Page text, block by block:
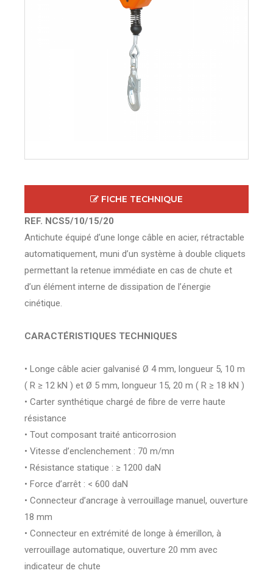
FICHE TECHNIQUE
REF. NCS5/10/15/20
Antichute équipé d’une longe câble en acier, rétractable
automatiquement, muni d’un système à double cliquets
permettant la retenue immédiate en cas de chute et
d’un élément interne de dissipation de l’énergie
cinétique.
CARACTÉRISTIQUES TECHNIQUES
• Longe câble acier galvanisé Ø 4 mm, longueur 5, 10 m
( R ≥ 12 kN ) et Ø 5 mm, longueur 15, 20 m ( R ≥ 18 kN )
• Carter synthétique chargé de fibre de verre haute
résistance
• Tout composant traité anticorrosion
• Vitesse d’enclenchement : 70 m/mn
• Résistance statique : ≥ 1200 daN
• Force d’arrêt : < 600 daN
• Connecteur d’ancrage à verrouillage manuel, ouverture
18 mm
• Connecteur en extrémité de longe à émerillon, à
verrouillage automatique, ouverture 20 mm avec
indicateur de chute